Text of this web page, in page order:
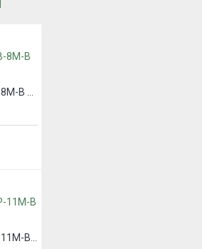
СНО48-108/82х40Р-11М-В Розетка кабельная